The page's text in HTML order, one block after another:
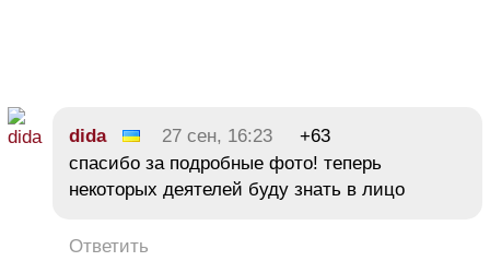
dida 27 сен, 16:23
+63
спасибо за подробные фото! теперь
некоторых деятелей буду знать в лицо
Ответить